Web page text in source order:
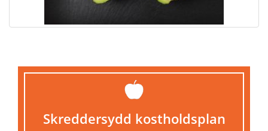
Skreddersydd kostholdsplan